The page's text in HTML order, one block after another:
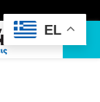
EL